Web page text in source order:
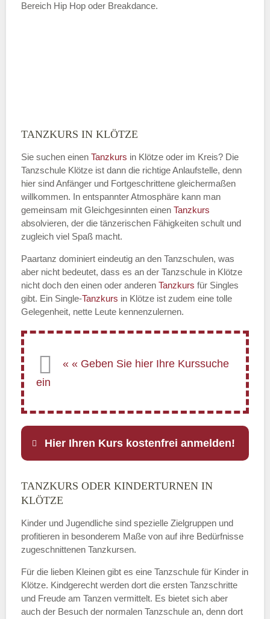
Bereich Hip Hop oder Breakdance.
TANZKURS IN KLÖTZE
Sie suchen einen Tanzkurs in Klötze oder im Kreis? Die
Tanzschule Klötze ist dann die richtige Anlaufstelle, denn
hier sind Anfänger und Fortgeschrittene gleichermaßen
willkommen. In entspannter Atmosphäre kann man
gemeinsam mit Gleichgesinnten einen Tanzkurs
absolvieren, der die tänzerischen Fähigkeiten schult und
zugleich viel Spaß macht.
Paartanz dominiert eindeutig an den Tanzschulen, was
aber nicht bedeutet, dass es an der Tanzschule in Klötze
nicht doch den einen oder anderen Tanzkurs für Singles
gibt. Ein Single-Tanzkurs in Klötze ist zudem eine tolle
Gelegenheit, nette Leute kennenzulernen.
Hier Ihren Kurs kostenfrei anmelden!
E-Mail*
TANZKURS ODER KINDERTURNEN IN
KLÖTZE
Kinder und Jugendliche sind spezielle Zielgruppen und
profitieren in besonderem Maße von auf ihre Bedürfnisse
zugeschnittenen Tanzkursen.
Für die lieben Kleinen gibt es eine Tanzschule für Kinder in
Klötze. Kindgerecht werden dort die ersten Tanzschritte
und Freude am Tanzen vermittelt. Es bietet sich aber
auch der Besuch der normalen Tanzschule an, denn dort